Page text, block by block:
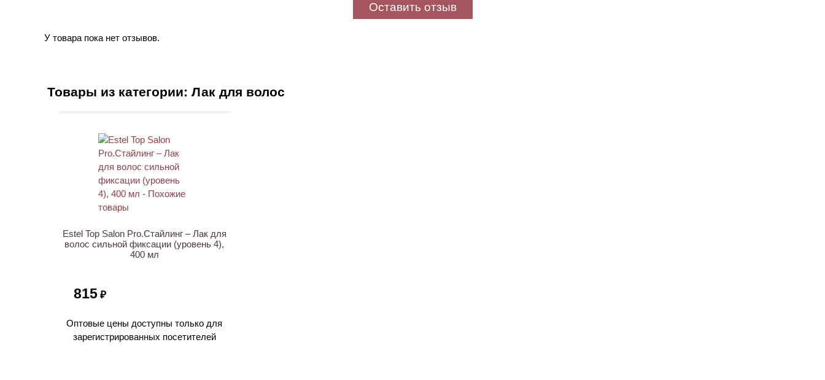
Оставить отзыв
У товара пока нет отзывов.
Товары из категории: Лак для волос
Estel Top Salon Pro.Стайлинг – Лак для
волос сильной фиксации (уровень 4),
400 мл
815 ₽
Оптовые цены доступны только для
зарегистрированных посетителей